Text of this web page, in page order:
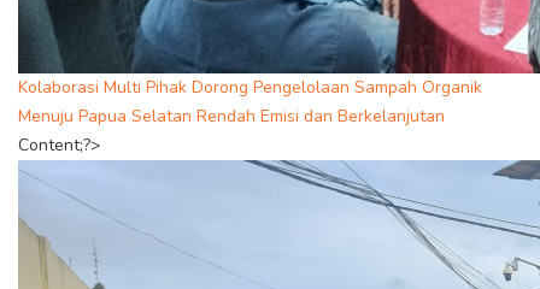
Kolaborasi Multi Pihak Dorong Pengelolaan Sampah Organik
Menuju Papua Selatan Rendah Emisi dan Berkelanjutan
Content;?>